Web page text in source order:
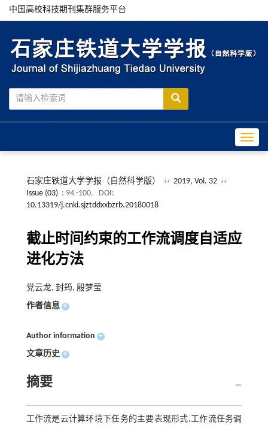
中国高校科技期刊集群服务平台
石家庄铁道大学学报（自然科学版） ›› 2019, Vol. 32 ››
Issue (03) : 94 -100.
DOI:
10.13319/j.cnki.sjztddxxbzrb.20180018
截止时间约束的工作流调度自适应
进化方法
党云龙, 封筠, 殷梦莹
作者信息 +
Author information +
文章历史 +
摘要
工作流是云计算环境下任务的主要表现形式,工作流任务调